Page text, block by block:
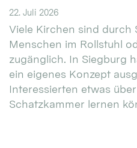
22. Juli 2026
Viele Kirchen sind durch
Menschen im Rollstuhl
zugänglich. In Siegburg
ein eigenes Konzept
Interessierten etwas
Schatzkammer lernen